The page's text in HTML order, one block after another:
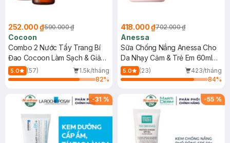
252.000 ₫590.000 ₫
Cocoon
Combo 2 Nước Tẩy Trang Bí
Đao Cocoon Làm Sạch & Giảm
Dầu 500ml
5.0 (57)
1.5k/tháng
82%
418.000 ₫702.000 ₫
Anessa
Sữa Chống Nắng Anessa Cho
Da Nhạy Cảm & Trẻ Em 60ml
(Mới)
5.0 (23)
423/tháng
84%
-31 % -55 %